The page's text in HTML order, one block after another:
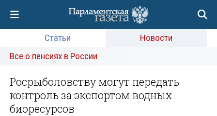
Статьи
Новости
Все о пенсиях в России
Росрыболовству могут передать
контроль за экспортом водных
биоресурсов